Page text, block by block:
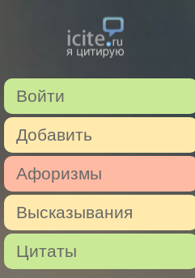
Войти
Добавить
Афоризмы
Высказывания
Цитаты